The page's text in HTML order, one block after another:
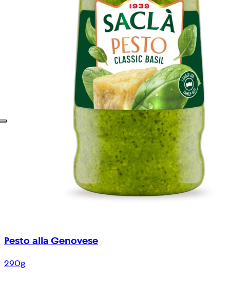
Pesto alla Genovese
290g